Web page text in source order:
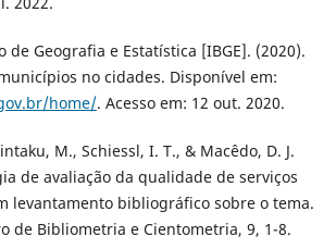
Geografia e Estatística [IBGE]. (2020).
no cidades. Disponível em:
home/. Acesso em: 12 out. 2020.
M., Schiessl, I. T., & Macêdo, D. J.
de avaliação da qualidade de serviços
levantamento bibliográfico sobre o tema.
de Bibliometria e Cientometria, 9, 1-8.